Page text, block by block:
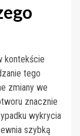
kontekście
tego
zmiany we
znacznie
wykrycia
szybką